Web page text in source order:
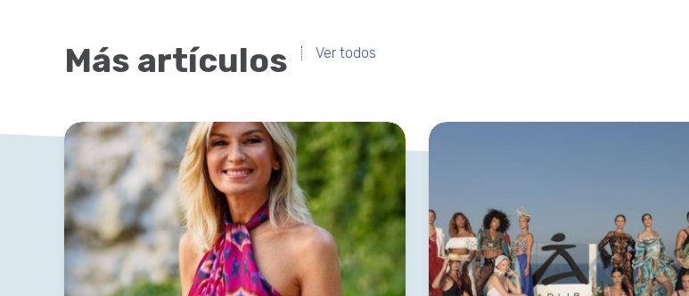
Más artículos Ver todos